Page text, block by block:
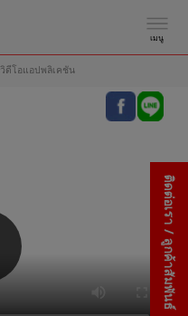
เมนู
ติดต่อเรา / ลูกค้าสัมพันธ์
วิดีโอแอปพลิเคชัน